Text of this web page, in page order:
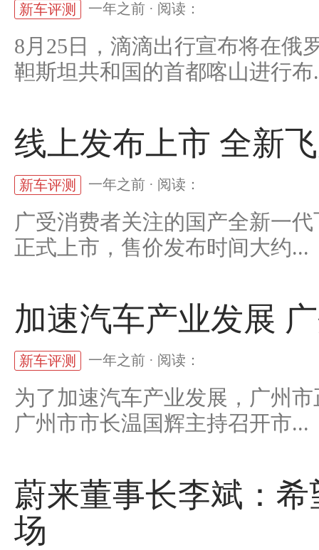
新车评测 一年之前 · 阅读：
8月25日，滴滴出行宣布将在俄
靼斯坦共和国的首都喀山进行布
线上发布上市 全新
新车评测 一年之前 · 阅读：
广受消费者关注的国产全新一
正式上市，售价发布时间大约...
加速汽车产业发展
新车评测 一年之前 · 阅读：
为了加速汽车产业发展，广州
广州市市长温国辉主持召开市...
蔚来董事长李斌：
场